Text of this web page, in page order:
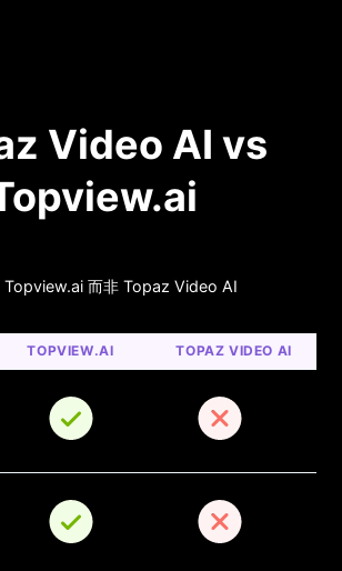
Video AI vs
Topview.ai 而非 Topaz Video AI
TOPVIEW.AI TOPAZ VIDEO AI